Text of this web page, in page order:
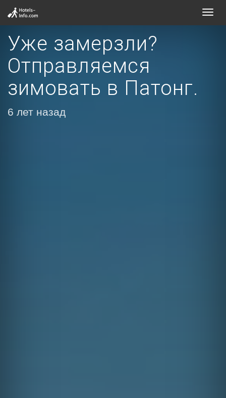
Уже замерзли?
Отправляемся
зимовать в Патонг.
6 лет назад